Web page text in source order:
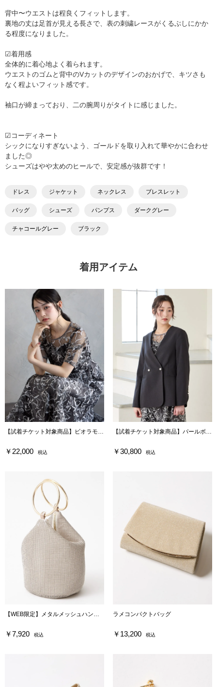
背中〜ウエストは程良くフィットします。
裏地の丈は足首が見える長さで、表の刺繍レースがくるぶしにかか
る程度になりました。
☑︎着用感
全体的に着心地よく着られます。
ウエストのゴムと背中のVカットのデザインのおかげで、キツさも
なく程よいフィット感です。
袖口が締まっており、二の腕周りがタイトに感じました。
☑︎コーディネート
シックになりすぎないよう、ゴールドを取り入れて華やかに合わせ
ました◎
シューズはやや太めのヒールで、安定感が抜群です！
ドレス ジャケット ネックレス ブレスレット
バッグ シューズ パンプス ダークグレー
チャコールグレー ブラック
着用アイテム
【試着チケット対象商品】ビオラモチーフスパンコール刺繍バックシャンドレス
￥22,000 税込
【試着チケット対象商品】パールボタンドライトロピカルノーカラーダブルジャケット
￥30,800 税込
【WEB限定】メタルメッシュハンドルバッグ
￥7,920 税込
ラメコンパクトバッグ
￥13,200 税込